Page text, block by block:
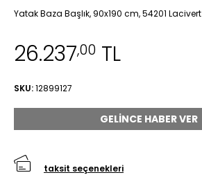
Yatak Baza Başlık, 90x190 cm, 54201 Lacivert
26.237,00 TL
SKU:12899127
GELINCE HABER VER
taksit seçenekleri